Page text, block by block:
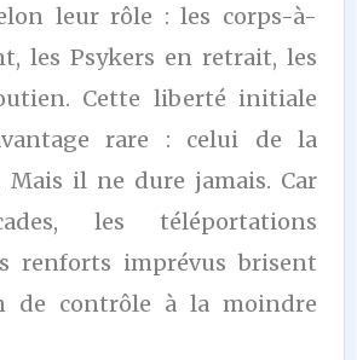
leur rôle : les corps-à-
les Psykers en retrait, les
Cette liberté initiale
rare : celui de la
Mais il ne dure jamais. Car
les téléportations
renforts imprévus brisent
de contrôle à la moindre